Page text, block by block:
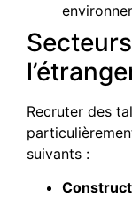
Recruter des
suivants :